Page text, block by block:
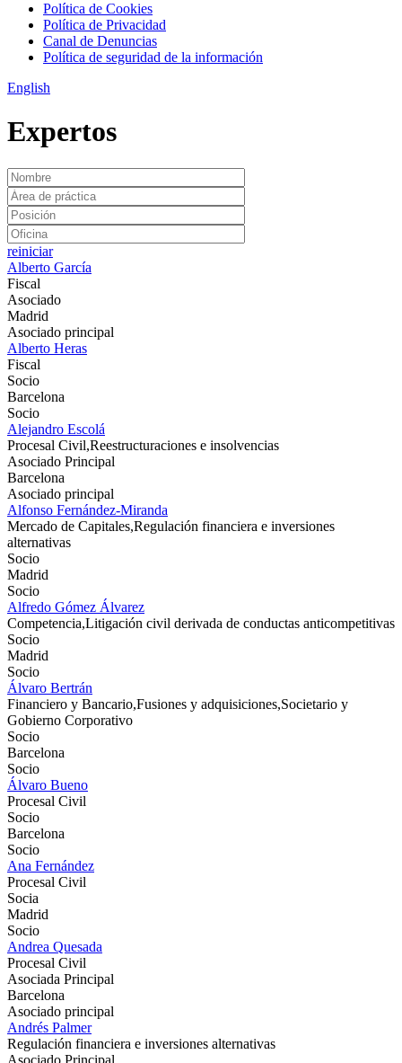
Política de Cookies
Política de Privacidad
Canal de Denuncias
Política de seguridad de la información
English
Expertos
reiniciar
Alberto García
Fiscal
Asociado
Madrid
Asociado principal
Alberto Heras
Fiscal
Socio
Barcelona
Socio
Alejandro Escolá
Procesal Civil,Reestructuraciones e insolvencias
Asociado Principal
Barcelona
Asociado principal
Alfonso Fernández-Miranda
Mercado de Capitales,Regulación financiera e inversiones
alternativas
Socio
Madrid
Socio
Alfredo Gómez Álvarez
Competencia,Litigación civil derivada de conductas anticompetitivas
Socio
Madrid
Socio
Álvaro Bertrán
Financiero y Bancario,Fusiones y adquisiciones,Societario y
Gobierno Corporativo
Socio
Barcelona
Socio
Álvaro Bueno
Procesal Civil
Socio
Barcelona
Socio
Ana Fernández
Procesal Civil
Socia
Madrid
Socio
Andrea Quesada
Procesal Civil
Asociada Principal
Barcelona
Asociado principal
Andrés Palmer
Regulación financiera e inversiones alternativas
Asociado Principal